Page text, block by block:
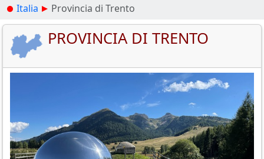
Italia Provincia di Trento
PROVINCIA DI TRENTO